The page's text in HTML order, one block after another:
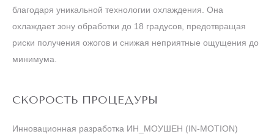
благодаря уникальной технологии охлаждения. Она
охлаждает зону обработки до 18 градусов, предотвращая
риски получения ожогов и снижая неприятные ощущения до
минимума.
СКОРОСТЬ ПРОЦЕДУРЫ
Инновационная разработка ИН_МОУШЕН (IN-MOTION)